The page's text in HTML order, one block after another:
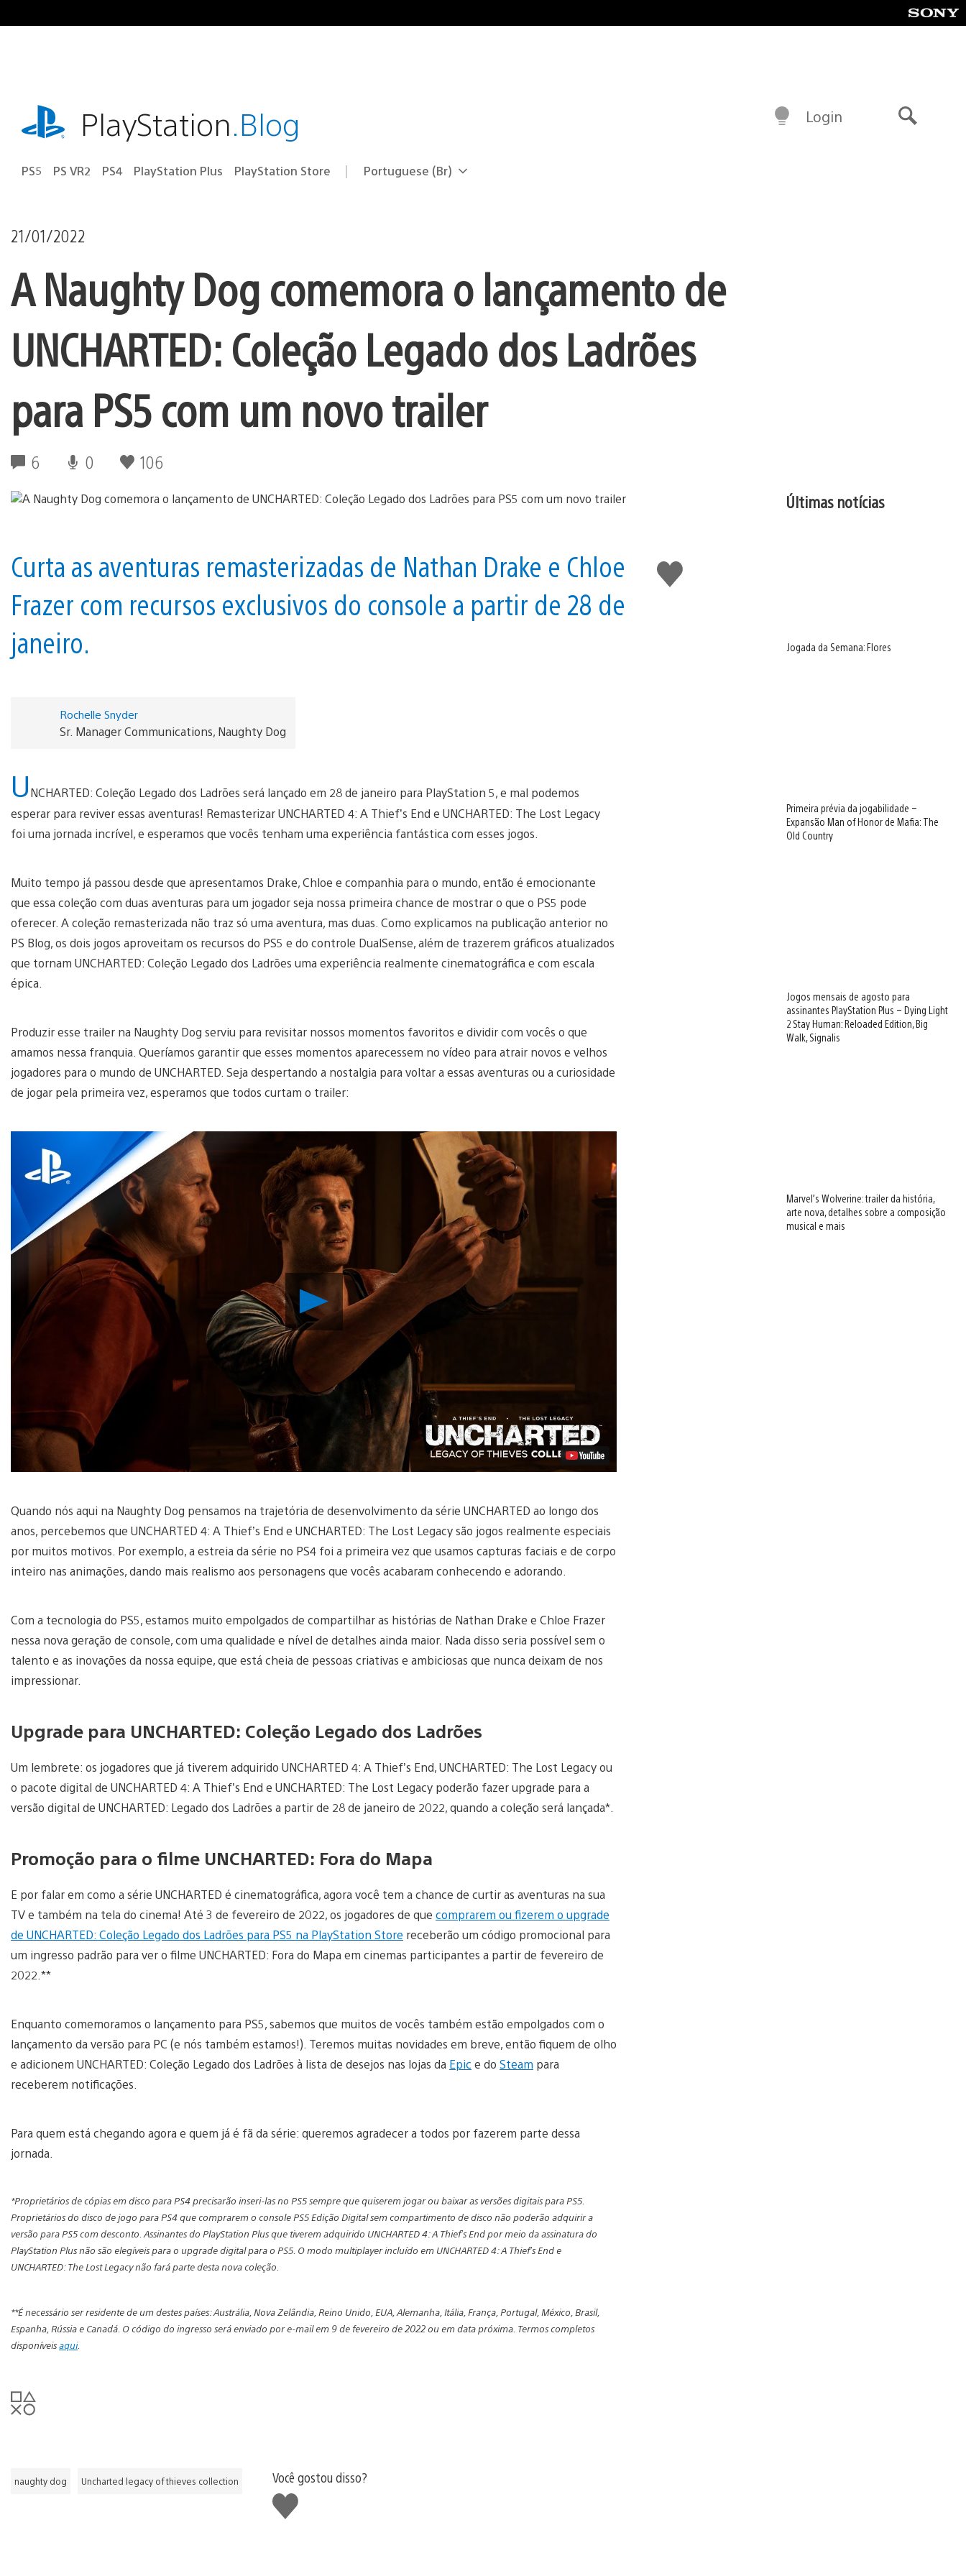
para
playstation.comPlayStation.Blog
PS5 PS VR2 PS4 PlayStation Plus PlayStation Store Selecione
Região
Portuguese (Br)
Login
21/01/2022
A Naughty Dog comemora o lançamento de
UNCHARTED: Coleção Legado dos Ladrões
para PS5 com um novo trailer
6 0 106
Curtir
Curta as aventuras remasterizadas de Nathan Drake e Chloe
Frazer com recursos exclusivos do console a partir de 28 de
janeiro.
Rochelle Snyder
Sr. Manager Communications, Naughty Dog
UNCHARTED: Coleção Legado dos Ladrões será lançado em 28 de janeiro para PlayStation 5, e mal podemos
esperar para reviver essas aventuras! Remasterizar UNCHARTED 4: A Thief’s End e UNCHARTED: The Lost Legacy
foi uma jornada incrível, e esperamos que vocês tenham uma experiência fantástica com esses jogos.
Muito tempo já passou desde que apresentamos Drake, Chloe e companhia para o mundo, então é emocionante
que essa coleção com duas aventuras para um jogador seja nossa primeira chance de mostrar o que o PS5 pode
oferecer. A coleção remasterizada não traz só uma aventura, mas duas. Como explicamos na publicação anterior no
PS Blog, os dois jogos aproveitam os recursos do PS5 e do controle DualSense, além de trazerem gráficos atualizados
que tornam UNCHARTED: Coleção Legado dos Ladrões uma experiência realmente cinematográfica e com escala
épica.
Produzir esse trailer na Naughty Dog serviu para revisitar nossos momentos favoritos e dividir com vocês o que
amamos nessa franquia. Queríamos garantir que esses momentos aparecessem no vídeo para atrair novos e velhos
jogadores para o mundo de UNCHARTED. Seja despertando a nostalgia para voltar a essas aventuras ou a curiosidade
de jogar pela primeira vez, esperamos que todos curtam o trailer:
Reproduzir
Vídeo
Quando nós aqui na Naughty Dog pensamos na trajetória de desenvolvimento da série UNCHARTED ao longo dos
anos, percebemos que UNCHARTED 4: A Thief’s End e UNCHARTED: The Lost Legacy são jogos realmente especiais
por muitos motivos. Por exemplo, a estreia da série no PS4 foi a primeira vez que usamos capturas faciais e de corpo
inteiro nas animações, dando mais realismo aos personagens que vocês acabaram conhecendo e adorando.
Com a tecnologia do PS5, estamos muito empolgados de compartilhar as histórias de Nathan Drake e Chloe Frazer
nessa nova geração de console, com uma qualidade e nível de detalhes ainda maior. Nada disso seria possível sem o
talento e as inovações da nossa equipe, que está cheia de pessoas criativas e ambiciosas que nunca deixam de nos
impressionar.
Upgrade para UNCHARTED: Coleção Legado dos Ladrões
Um lembrete: os jogadores que já tiverem adquirido UNCHARTED 4: A Thief’s End, UNCHARTED: The Lost Legacy ou
o pacote digital de UNCHARTED 4: A Thief’s End e UNCHARTED: The Lost Legacy poderão fazer upgrade para a
versão digital de UNCHARTED: Legado dos Ladrões a partir de 28 de janeiro de 2022, quando a coleção será lançada*.
Promoção para o filme UNCHARTED: Fora do Mapa
E por falar em como a série UNCHARTED é cinematográfica, agora você tem a chance de curtir as aventuras na sua
TV e também na tela do cinema! Até 3 de fevereiro de 2022, os jogadores de que comprarem ou fizerem o upgrade
de UNCHARTED: Coleção Legado dos Ladrões para PS5 na PlayStation Store receberão um código promocional para
um ingresso padrão para ver o filme UNCHARTED: Fora do Mapa em cinemas participantes a partir de fevereiro de
2022.**
Enquanto comemoramos o lançamento para PS5, sabemos que muitos de vocês também estão empolgados com o
lançamento da versão para PC (e nós também estamos!). Teremos muitas novidades em breve, então fiquem de olho
e adicionem UNCHARTED: Coleção Legado dos Ladrões à lista de desejos nas lojas da Epic e do Steam para
receberem notificações.
Para quem está chegando agora e quem já é fã da série: queremos agradecer a todos por fazerem parte dessa
jornada.
*Proprietários de cópias em disco para PS4 precisarão inseri-las no PS5 sempre que quiserem jogar ou baixar as versões digitais para PS5.
Proprietários do disco de jogo para PS4 que comprarem o console PS5 Edição Digital sem compartimento de disco não poderão adquirir a
versão para PS5 com desconto. Assinantes do PlayStation Plus que tiverem adquirido UNCHARTED 4: A Thief’s End por meio da assinatura do
PlayStation Plus não são elegíveis para o upgrade digital para o PS5. O modo multiplayer incluído em UNCHARTED 4: A Thief’s End e
UNCHARTED: The Lost Legacy não fará parte desta nova coleção.
**É necessário ser residente de um destes países: Austrália, Nova Zelândia, Reino Unido, EUA, Alemanha, Itália, França, Portugal, México, Brasil,
Espanha, Rússia e Canadá. O código do ingresso será enviado por e-mail em 9 de fevereiro de 2022 ou em data próxima. Termos completos
disponíveisaqui.
naughty dog Uncharted legacy of thieves collection
Você gostou disso?
Curtir
Últimas notícias
Jogada da Semana: Flores
Primeira prévia da jogabilidade –
Expansão Man of Honor de Mafia: The
Old Country
Jogos mensais de agosto para
assinantes PlayStation Plus – Dying Light
2 Stay Human: Reloaded Edition, Big
Walk, Signalis
Marvel’s Wolverine: trailer da história,
arte nova, detalhes sobre a composição
musical e mais